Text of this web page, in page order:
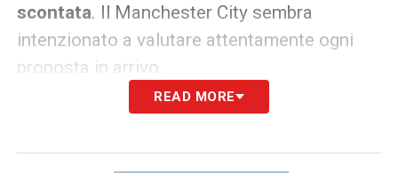
scontata. Il Manchester City sembra
intenzionato a valutare attentamente ogni
proposta in arrivo.
La Premier League resta la destinazione
con diversi club d’oltremanica che hanno
READ MORE